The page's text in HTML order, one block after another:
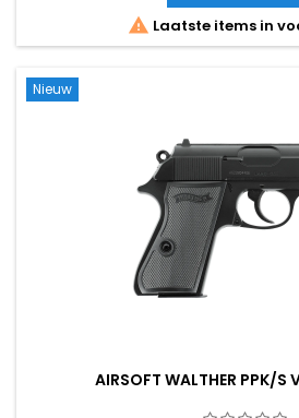
 Laatste items in
Nieuw
AIRSOFT WALTHER PPK/S